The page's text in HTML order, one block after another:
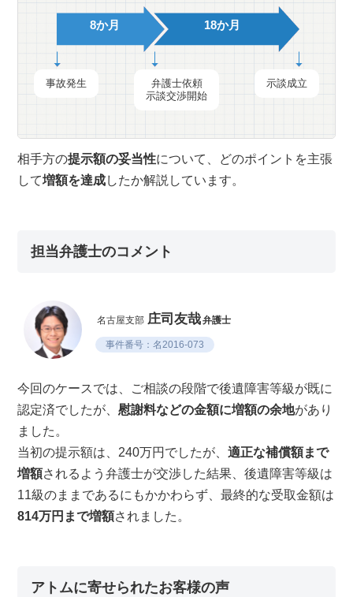
8か月 18か月
事故発生
弁護士依頼
示談交渉開始
示談成立
相手方の提示額の妥当性について、どのポイントを主張
して増額を達成したか解説しています。
担当弁護士のコメント
名古屋支部 庄司友哉弁護士
事件番号：名2016-073
今回のケースでは、ご相談の段階で後遺障害等級が既に
認定済でしたが、慰謝料などの金額に増額の余地があり
ました。
当初の提示額は、240万円でしたが、適正な補償額まで
増額されるよう弁護士が交渉した結果、後遺障害等級は
11級のままであるにもかかわらず、最終的な受取金額は
814万円まで増額されました。
アトムに寄せられたお客様の声